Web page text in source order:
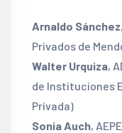
Arnaldo Sánchez
Privados de
Walter Urquiza,
de Instituciones
Privada)
Sonia Auch,